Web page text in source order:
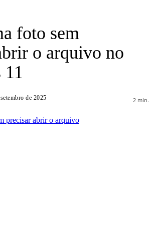
foto sem
o arquivo no
de 2025 2 min.